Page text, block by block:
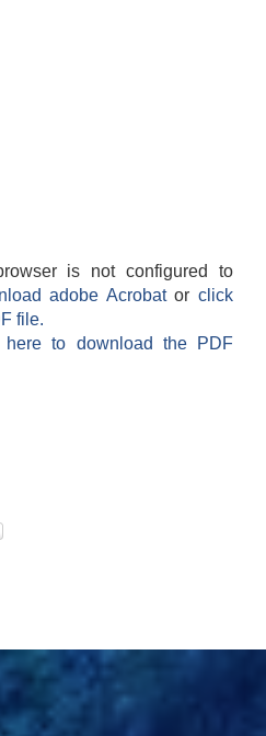
is not configured to
adobe Acrobatorclick
file.
here to download the PDF